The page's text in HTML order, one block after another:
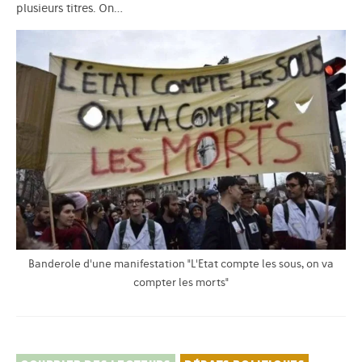
plusieurs titres. On…
Banderole d'une manifestation "L'Etat compte les sous, on va
compter les morts"